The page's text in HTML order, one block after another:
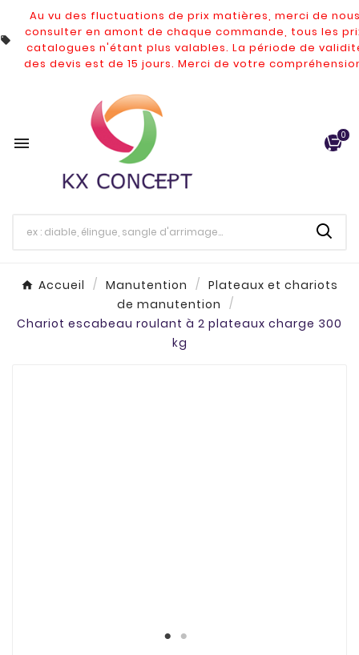

Au vu des fluctuations de prix matières, merci de
consulter en amont de chaque commande, tous les
catalogues n'étant plus valables. La période de
des devis est de 15 jours. Merci de votre
 0
Accueil Manutention
Plateaux et chariots
de manutention
Chariot escabeau roulant à 2 plateaux charge 300
kg